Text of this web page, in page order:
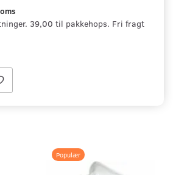
39,00 til pakkehops. Fri fragt
Populær